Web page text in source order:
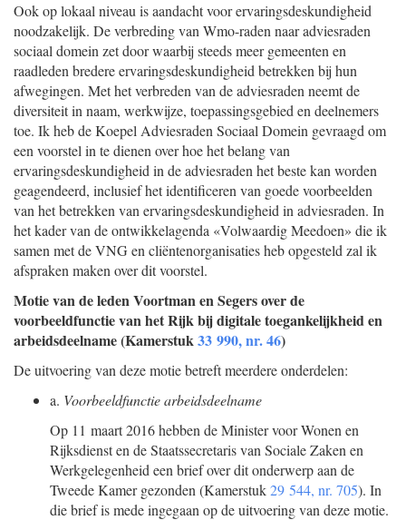
Ook op lokaal niveau is aandacht voor ervaringsdeskundigheid
noodzakelijk. De verbreding van Wmo-raden naar adviesraden
sociaal domein zet door waarbij steeds meer gemeenten en
raadleden bredere ervaringsdeskundigheid betrekken bij hun
afwegingen. Met het verbreden van de adviesraden neemt de
diversiteit in naam, werkwijze, toepassingsgebied en deelnemers
toe. Ik heb de Koepel Adviesraden Sociaal Domein gevraagd om
een voorstel in te dienen over hoe het belang van
ervaringsdeskundigheid in de adviesraden het beste kan worden
geagendeerd, inclusief het identificeren van goede voorbeelden
van het betrekken van ervaringsdeskundigheid in adviesraden. In
het kader van de ontwikkelagenda «Volwaardig Meedoen» die ik
samen met de VNG en cliëntenorganisaties heb opgesteld zal ik
afspraken maken over dit voorstel.
Motie van de leden Voortman en Segers over de
voorbeeldfunctie van het Rijk bij digitale toegankelijkheid en
arbeidsdeelname (Kamerstuk33 990, nr. 46)
De uitvoering van deze motie betreft meerdere onderdelen:
a. Voorbeeldfunctie arbeidsdeelname
Op 11 maart 2016 hebben de Minister voor Wonen en
Rijksdienst en de Staatssecretaris van Sociale Zaken en
Werkgelegenheid een brief over dit onderwerp aan de
Tweede Kamer gezonden (Kamerstuk29 544, nr. 705). In
die brief is mede ingegaan op de uitvoering van deze motie.